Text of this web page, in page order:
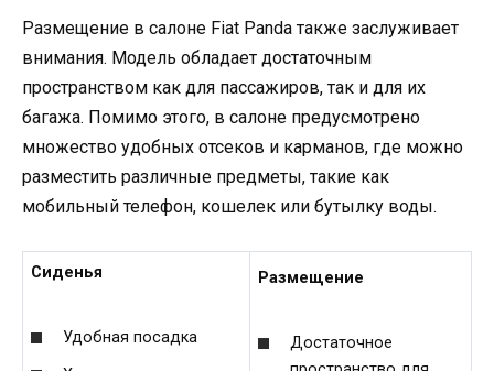
Размещение в салоне Fiat Panda также заслуживает
внимания. Модель обладает достаточным
пространством как для пассажиров, так и для их
багажа. Помимо этого, в салоне предусмотрено
множество удобных отсеков и карманов, где можно
разместить различные предметы, такие как
мобильный телефон, кошелек или бутылку воды.
Сиденья
Удобная посадка
Размещение
Достаточное